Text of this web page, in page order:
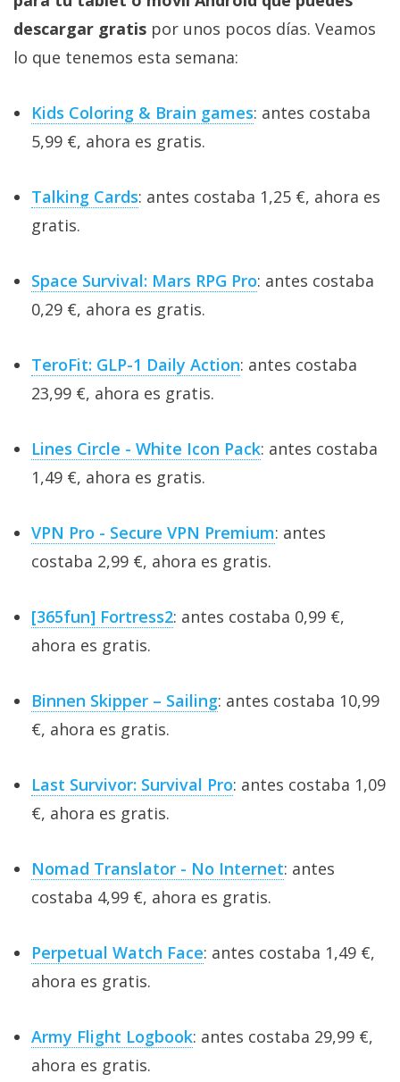
descargar gratis por unos pocos días. Veamos
lo que tenemos esta semana:
Kids Coloring & Brain games: antes costaba
5,99 €, ahora es gratis.
Talking Cards: antes costaba 1,25 €, ahora es
gratis.
Space Survival: Mars RPG Pro: antes costaba
0,29 €, ahora es gratis.
TeroFit: GLP-1 Daily Action: antes costaba
23,99 €, ahora es gratis.
Lines Circle - White Icon Pack: antes costaba
1,49 €, ahora es gratis.
VPN Pro - Secure VPN Premium: antes
costaba 2,99 €, ahora es gratis.
[365fun] Fortress2: antes costaba 0,99 €,
ahora es gratis.
Binnen Skipper – Sailing: antes costaba 10,99
€, ahora es gratis.
Last Survivor: Survival Pro: antes costaba 1,09
€, ahora es gratis.
Nomad Translator - No Internet: antes
costaba 4,99 €, ahora es gratis.
Perpetual Watch Face: antes costaba 1,49 €,
ahora es gratis.
Army Flight Logbook: antes costaba 29,99 €,
ahora es gratis.